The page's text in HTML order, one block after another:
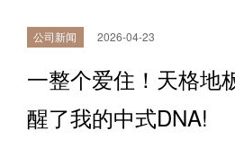
公司新闻 2026-04-23
一整个爱住！天格地
醒了我的中式DNA!